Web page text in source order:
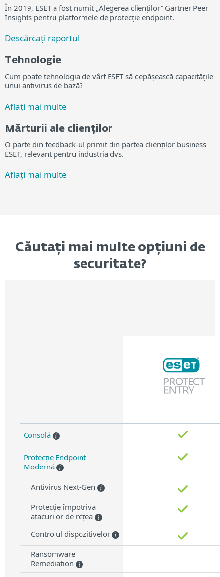
În 2019, ESET a fost numit „Alegerea clienților” Gartner Peer
Insights pentru platformele de protecție endpoint.
Descărcați raportul
Tehnologie
Cum poate tehnologia de vârf ESET să depășească capacitățile
unui antivirus de bază?
Aflați mai multe
Mărturii ale clienților
O parte din feedback-ul primit din partea clienților business
ESET, relevant pentru industria dvs.
Aflați mai multe
Căutați mai multe opțiuni de
securitate?
Consolă
Protecție Endpoint
Modernă
Antivirus Next-Gen
Protecție împotriva
atacurilor de rețea
Controlul dispozitivelor
Ransomware
Remediation